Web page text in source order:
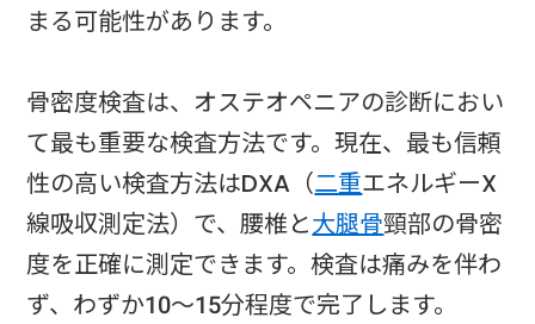
まる可能性があります。
骨密度検査は、オステオペニアの診断におい
て最も重要な検査方法です。現在、最も信頼
性の高い検査方法はDXA（二重エネルギーX
線吸収測定法）で、腰椎と大腿骨頸部の骨密
度を正確に測定できます。検査は痛みを伴わ
ず、わずか10〜15分程度で完了します。